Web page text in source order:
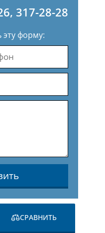
, 317-28-28
эту форму:
СРАВНИТЬ